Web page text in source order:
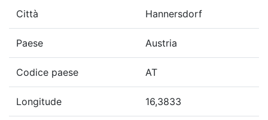
Città Hannersdorf
Paese Austria
Codice paese AT
Longitude 16,3833